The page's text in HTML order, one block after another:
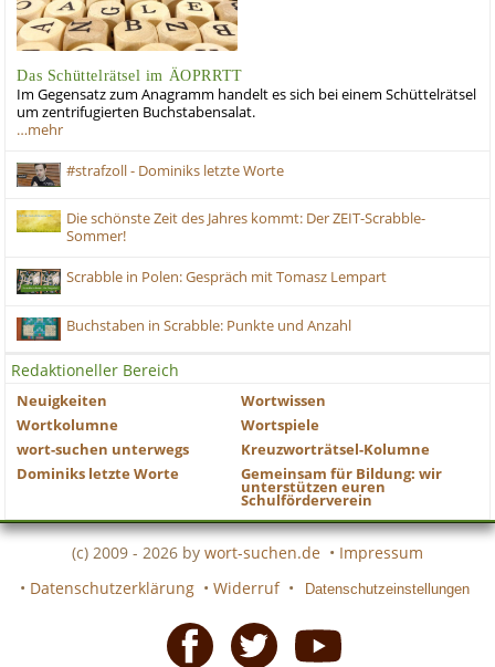
Das Schüttelrätsel im ÄOPRRTT
Im Gegensatz zum Anagramm handelt es sich bei einem Schüttelrätsel
um zentrifugierten Buchstabensalat.
…mehr
#strafzoll - Dominiks letzte Worte
Die schönste Zeit des Jahres kommt: Der ZEIT-Scrabble-
Sommer!
Scrabble in Polen: Gespräch mit Tomasz Lempart
Buchstaben in Scrabble: Punkte und Anzahl
Redaktioneller Bereich
Neuigkeiten
Wortwissen
Wortkolumne
Wortspiele
wort-suchen unterwegs
Kreuzworträtsel-Kolumne
Dominiks letzte Worte
Gemeinsam für Bildung: wir
unterstützen euren
Schulförderverein
(c) 2009 - 2026 by wort-suchen.de • Impressum
• Datenschutzerklärung • Widerruf • Datenschutzeinstellungen